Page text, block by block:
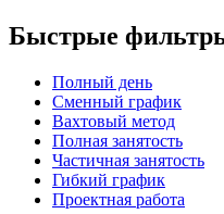
Быстрые
Полный день
Сменный график
Вахтовый метод
Полная занятость
Частичная занятость
Гибкий график
Проектная работа